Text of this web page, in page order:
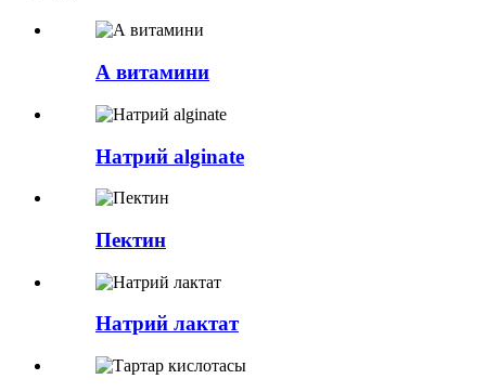
А витамини
Натрий alginate
Пектин
Натрий лактат